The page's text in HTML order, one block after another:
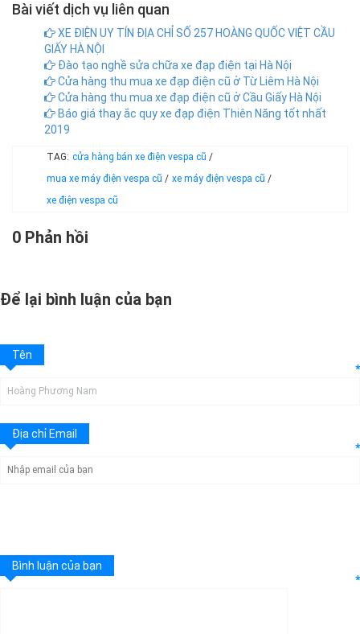
Bài viết dịch vụ liên quan
XE ĐIỆN UY TÍN ĐỊA CHỈ SỐ 257 HOÀNG QUỐC VIỆT CẦU
GIẤY HÀ NỘI
Đào tạo nghề sửa chữa xe đạp điện tại Hà Nội
Cửa hàng thu mua xe đạp điện cũ ở Từ Liêm Hà Nội
Cửa hàng thu mua xe đạp điện cũ ở Cầu Giấy Hà Nội
Báo giá thay ắc quy xe đạp điện Thiên Năng tốt nhất
2019
TAG: cửa hàng bán xe điện vespa cũ /
mua xe máy điện vespa cũ / xe máy điện vespa cũ /
xe điện vespa cũ
0 Phản hồi
Để lại bình luận của bạn
Tên
*
Địa chỉ Email
*
Bình luận của bạn
*